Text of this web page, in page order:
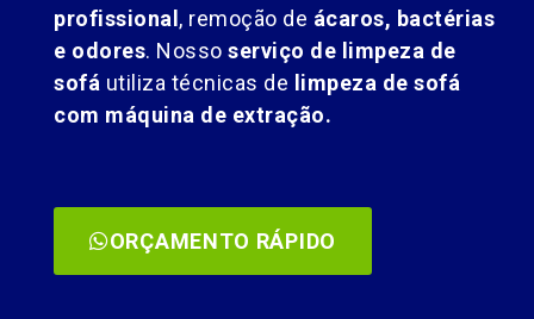
profissional, remoção de ácaros, bactérias
e odores. Nosso serviço de limpeza de
sofá utiliza técnicas de limpeza de sofá
com máquina de extração.
ORÇAMENTO RÁPIDO